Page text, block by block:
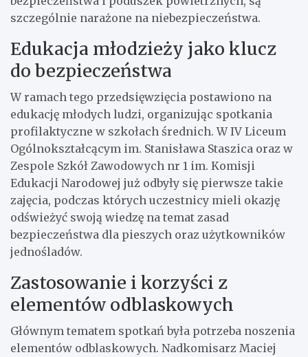
szczególnie narażone na niebezpieczeństwa.
Edukacja młodzieży jako klucz
do bezpieczeństwa
W ramach tego przedsięwzięcia postawiono na
edukację młodych ludzi, organizując spotkania
profilaktyczne w szkołach średnich. W IV Liceum
Ogólnokształcącym im. Stanisława Staszica oraz w
Zespole Szkół Zawodowych nr 1 im. Komisji
Edukacji Narodowej już odbyły się pierwsze takie
zajęcia, podczas których uczestnicy mieli okazję
odświeżyć swoją wiedzę na temat zasad
bezpieczeństwa dla pieszych oraz użytkowników
jednośladów.
Zastosowanie i korzyści z
elementów odblaskowych
Głównym tematem spotkań była potrzeba noszenia
elementów odblaskowych. Nadkomisarz Maciej